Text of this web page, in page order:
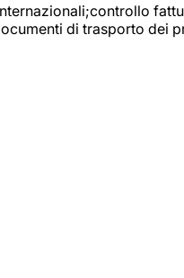
di trasporto dei